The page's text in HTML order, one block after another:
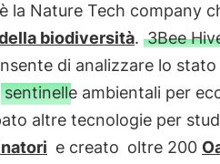
la Nature Tech company
biodiversità. 3Bee
di analizzare lo stato
sentinelle ambientali per
altre tecnologie per
e creato oltre 200